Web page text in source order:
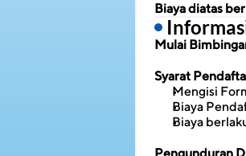
Biaya diatas
Mulai
Syarat
Mengisi
Biaya
Biaya